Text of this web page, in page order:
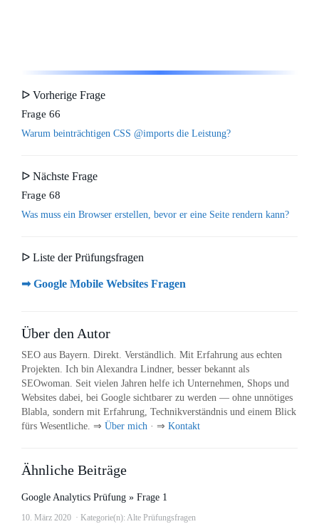
ᐅ Vorherige Frage
Frage 66
Warum beinträchtigen CSS @imports die Leistung?
ᐅ Nächste Frage
Frage 68
Was muss ein Browser erstellen, bevor er eine Seite rendern kann?
ᐅ Liste der Prüfungsfragen
➟ Google Mobile Websites Fragen
Über den Autor
SEO aus Bayern. Direkt. Verständlich. Mit Erfahrung aus echten
Projekten. Ich bin Alexandra Lindner, besser bekannt als
SEOwoman. Seit vielen Jahren helfe ich Unternehmen, Shops und
Websites dabei, bei Google sichtbarer zu werden — ohne unnötiges
Blabla, sondern mit Erfahrung, Technikverständnis und einem Blick
fürs Wesentliche. ⇒ Über mich · ⇒ Kontakt
Ähnliche Beiträge
Google Analytics Prüfung » Frage 1
10. März 2020 Kategorie(n): Alte Prüfungsfragen